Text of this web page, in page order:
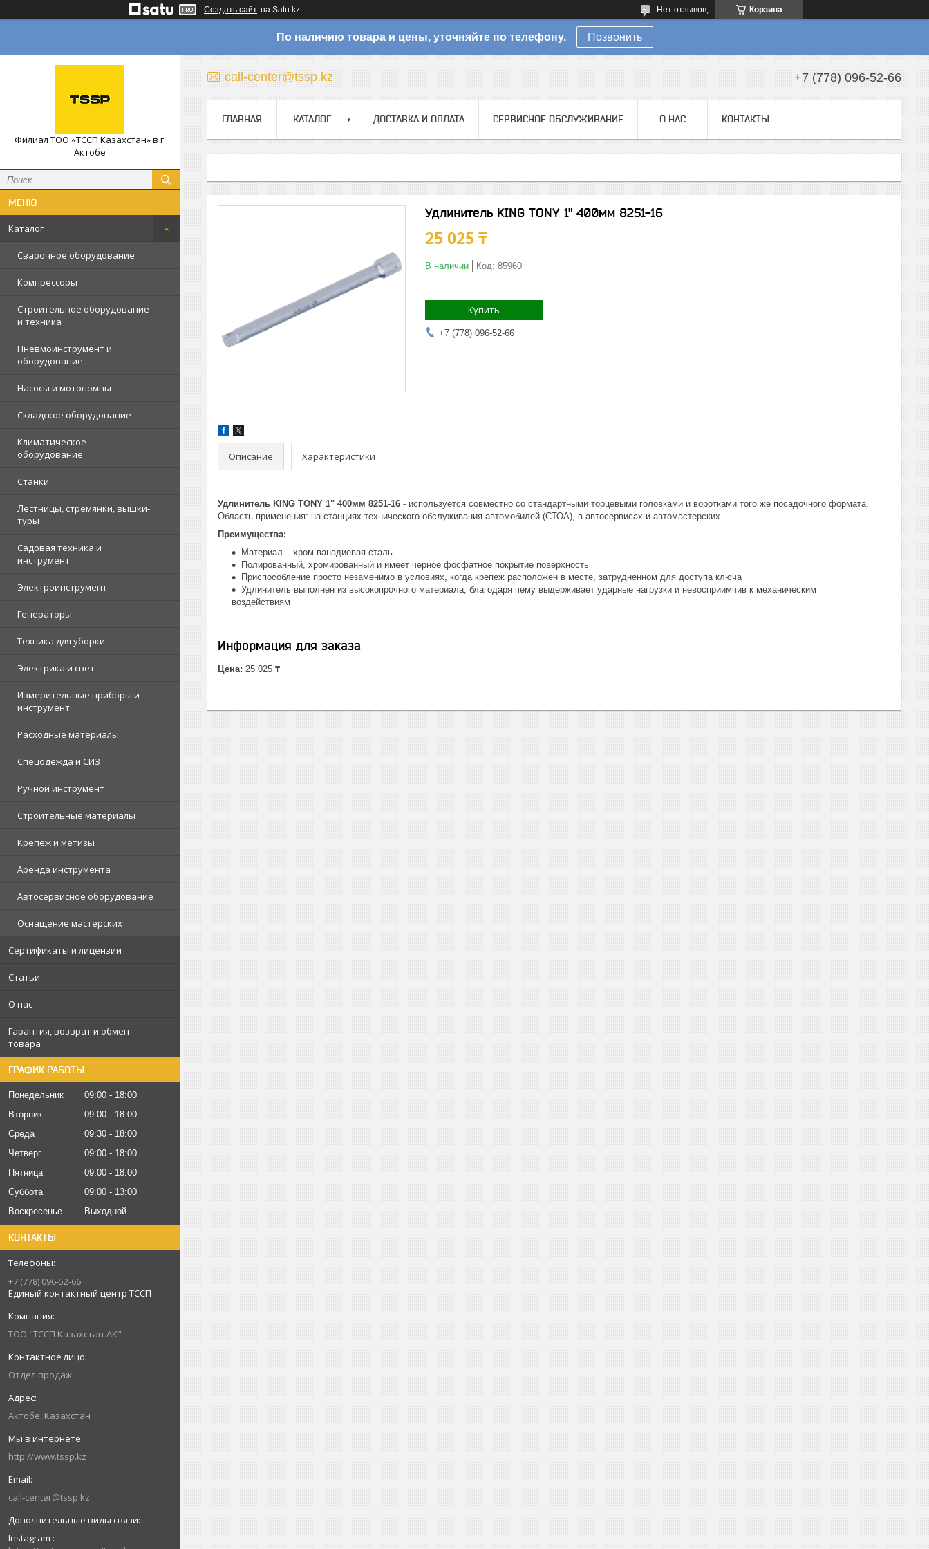
Создать сайт на Satu.kz Корзина
Нет отзывов,
По наличию товара и цены, уточняйте по телефону. Позвонить
Филиал ТОО «ТССП Казахстан» в г.
Актобе
Каталог
Сварочное оборудование
Компрессоры
Строительное оборудование
и техника
Пневмоинструмент и
оборудование
Насосы и мотопомпы
Складское оборудование
Климатическое
оборудование
Станки
Лестницы, стремянки, вышки-
туры
Садовая техника и
инструмент
Электроинструмент
Генераторы
Техника для уборки
Электрика и свет
Измерительные приборы и
инструмент
Расходные материалы
Спецодежда и СИЗ
Ручной инструмент
Строительные материалы
Крепеж и метизы
Аренда инструмента
Автосервисное оборудование
Оснащение мастерских
Сертификаты и лицензии
Статьи
О нас
Гарантия, возврат и обмен
товара
ГРАФИК РАБОТЫ
Понедельник 09:00
18:00
Вторник
09:00
18:00
Среда
09:30
18:00
Четверг
09:00
18:00
Пятница
09:00
18:00
Суббота
09:00
13:00
Воскресенье
Выходной
КОНТАКТЫ
+7 (778) 096-52-66
Единый контактный центр ТССП
ТОО "ТССП Казахстан-АК"
Отдел продаж
Актобе, Казахстан
http://www.tssp.kz
call-center@tssp.kz
Instagram
call-center@tssp.kz +7 (778) 096-52-66
ГЛАВНАЯ КАТАЛОГ ДОСТАВКА И ОПЛАТА СЕРВИСНОЕ ОБСЛУЖИВАНИЕ О НАС КОНТАКТЫ
Удлинитель KING TONY 1" 400мм 8251-16
25 025 ₸
В наличии Код: 85960
Купить
+7 (778) 096-52-66
Описание Характеристики
Удлинитель KING TONY 1" 400мм 8251-16 - используется совместно со стандартными торцевыми головками и воротками того же посадочного формата.
Область применения: на станциях технического обслуживания автомобилей (СТОА), в автосервисах и автомастерских.
Преимущества:
Материал – хром-ванадиевая сталь
Полированный, хромированный и имеет чёрное фосфатное покрытие поверхность
Приспособление просто незаменимо в условиях, когда крепеж расположен в месте, затрудненном для доступа ключа
Удлинитель выполнен из высокопрочного материала, благодаря чему выдерживает ударные нагрузки и невосприимчив к механическим
воздействиям
Информация для заказа
Цена: 25 025 ₸